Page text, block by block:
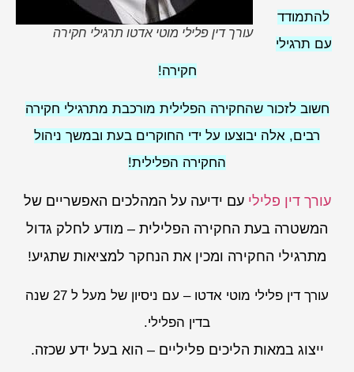
עורך דין פלילי מוטי אדטו תרגילי חקירה
להתמודד
עם תרגילי
חקירה!
חשוב לזכור שהחקירה הפלילית מורכבת מתרגילי חקירה
רבים, אלה יבוצעו על ידי החוקרים בעת ובמשך ניהול
החקירה הפלילית!
עורך דין פלילי עם ידיעה על המהלכים האפשריים של
המשטרה בעת החקירה הפלילית – מודע לחלק גדול
מתרגילי החקירה ומכין את הנחקר למציאות שתגיע!
עורך דין פלילי מוטי אדטו – עם ניסיון של מעל ל 27 שנה
בדין הפלילי.
ייצוג במאות הליכים פליליים – הוא בעל ידע שכזה.